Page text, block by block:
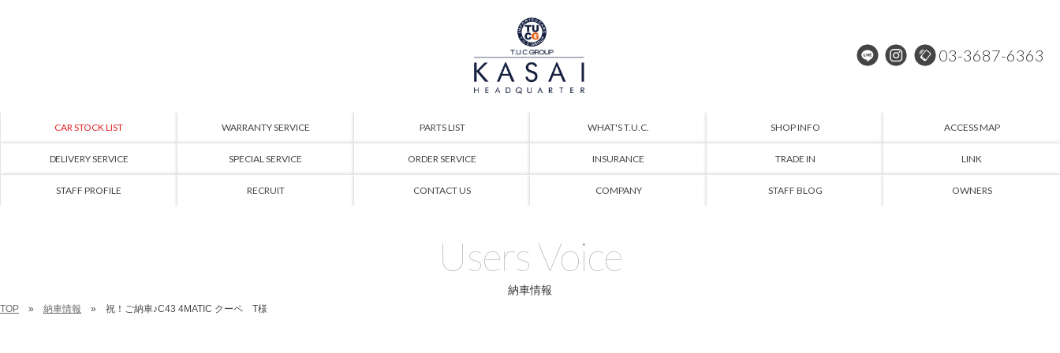
03-3687-6363
CAR STOCK LIST WARRANTY SERVICE PARTS LIST WHAT'S T.U.C. SHOP INFO ACCESS MAP
DELIVERY SERVICE SPECIAL SERVICE ORDER SERVICE INSURANCE TRADE IN LINK
STAFF PROFILE RECRUIT CONTACT US COMPANY STAFF BLOG OWNERS
Users Voice
納車情報
TOP 納車情報 祝！ご納車♪C43 4MATIC クーペ T様